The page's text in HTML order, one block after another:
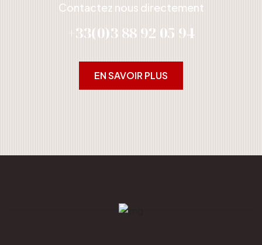
Contactez nous directement
+33(0)3 88 92 05 94
EN SAVOIR PLUS